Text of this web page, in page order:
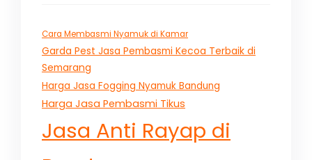
Cara Membasmi Nyamuk di Kamar
Garda Pest Jasa Pembasmi Kecoa Terbaik di
Semarang
Harga Jasa Fogging Nyamuk Bandung
Harga Jasa Pembasmi Tikus
Jasa Anti Rayap di